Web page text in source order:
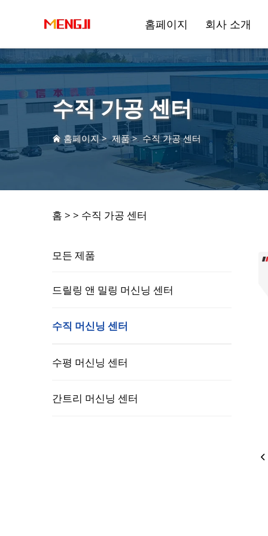
홈페이지 회사 소개
의료 기기 산업
수직 가공 센터
홈페이지>제품>수직 가공 센터
홈 > > 수직 가공 센터
모든 제품
드릴링 앤 밀링 머신닝 센터
수직 머신닝 센터
수평 머신닝 센터
간트리 머신닝 센터